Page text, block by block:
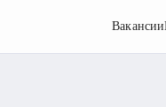
Вакансии